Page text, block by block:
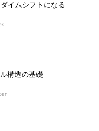
イムシフトになる
構造の基礎